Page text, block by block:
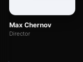
Max Chernov
Director